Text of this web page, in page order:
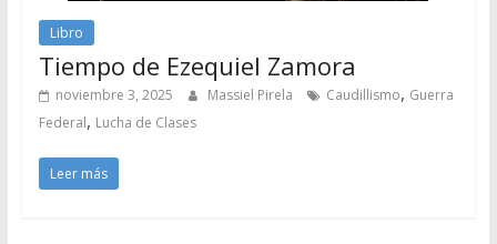
Libro
Tiempo de Ezequiel Zamora
noviembre 3, 2025 Massiel Pirela Caudillismo, Guerra
Federal, Lucha de Clases
Leer más